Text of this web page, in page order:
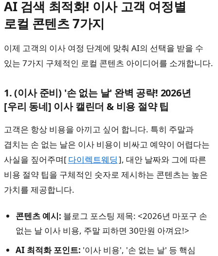
AI 검색 최적화! 이사 고객 여정별
로컬 콘텐츠 7가지
이제 고객의 이사 여정 단계에 맞춰 AI의 선택을 받을 수
있는 7가지 구체적인 로컬 콘텐츠 아이디어를 소개합니다.
1. (이사 준비) '손 없는 날' 완벽 공략! 2026년
[우리 동네] 이사 캘린더 & 비용 절약 팁
고객은 항상 비용을 아끼고 싶어 합니다. 특히 주말과
겹치는 손 없는 날은 이사 비용이 비싸고 예약이 어렵다는
사실을 짚어주며[다이렉트웨딩], 대안 날짜와 그에 따른
비용 절약 팁을 구체적인 숫자로 제시하는 콘텐츠는 높은
가치를 제공합니다.
콘텐츠 예시: 블로그 포스팅 제목: <2026년 마포구 손
없는 날 이사 비용, 주말 피하면 30만원 아껴요!>
AI 최적화 포인트: '이사 비용', '손 없는 날' 등 핵심